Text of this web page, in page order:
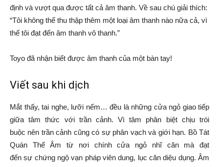
định và vượt qua được tất cả âm thanh. Về sau chú giải thích:
“Tôi không thể thu thập thêm một loại âm thanh nào nữa cả, vì
thế tôi đạt đến âm thanh vô thanh.”
Toyo đã nhận biết được âm thanh của một bàn tay!
Viết sau khi dịch
Mắt thấy, tai nghe, lưỡi nếm… đều là những cửa ngỏ giao tiếp
giữatâm thức với trần cảnh. Vì tâm phân biệtchịutrói
buộc nên trần cảnh cũng có sự phân vạch và giới hạn. Bồ Tát
Quán Thế Âm từ nơi chính cửa ngỏ nhĩ cănmàđạt
đến sự chứng ngộ vạn pháp viên dung, lục căn diệu dụng.Âm